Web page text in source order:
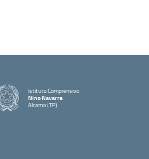
Istituto Comprensivo
Nino Navarra
Alcamo (TP)